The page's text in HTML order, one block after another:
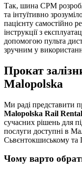
Так, шина CPM
та інтуїтивно
пацієнту самостійно
інструкції з
допомогою пульта
зручним у
Прокат
Malopolska
Ми раді представити
Malopolska Rail Rental
сучасних рішень для
послуги доступні в
Сьвєнтокшиському та
Чому варто